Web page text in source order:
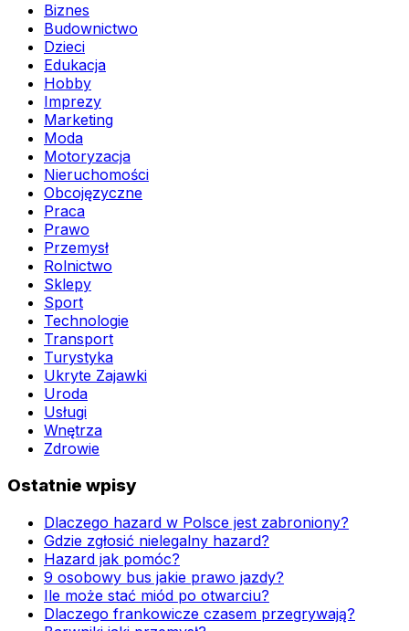
Biznes
Budownictwo
Dzieci
Edukacja
Hobby
Imprezy
Marketing
Moda
Motoryzacja
Nieruchomości
Obcojęzyczne
Praca
Prawo
Przemysł
Rolnictwo
Sklepy
Sport
Technologie
Transport
Turystyka
Ukryte Zajawki
Uroda
Usługi
Wnętrza
Zdrowie
Ostatnie wpisy
Dlaczego hazard w Polsce jest zabroniony?
Gdzie zgłosić nielegalny hazard?
Hazard jak pomóc?
9 osobowy bus jakie prawo jazdy?
Ile może stać miód po otwarciu?
Dlaczego frankowicze czasem przegrywają?